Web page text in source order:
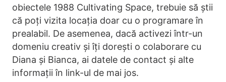
obiectele 1988 Cultivating Space, trebuie să știi
că poți vizita locația doar cu o programare în
prealabil. De asemenea, dacă activezi într-un
domeniu creativ și îți dorești o colaborare cu
Diana și Bianca, ai datele de contact și alte
informații în link-ul de mai jos.